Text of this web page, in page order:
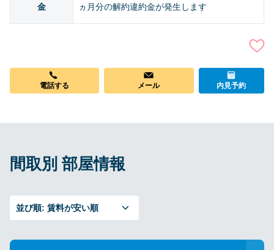
金
ヵ月分の解約違約金が発生します
電話する メール 内見予約
間取別 部屋情報
並び順: 賃料が安い順